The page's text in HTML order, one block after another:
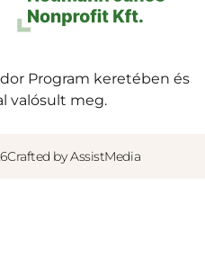
Program keretében és
valósult meg.
Crafted by AssistMedia